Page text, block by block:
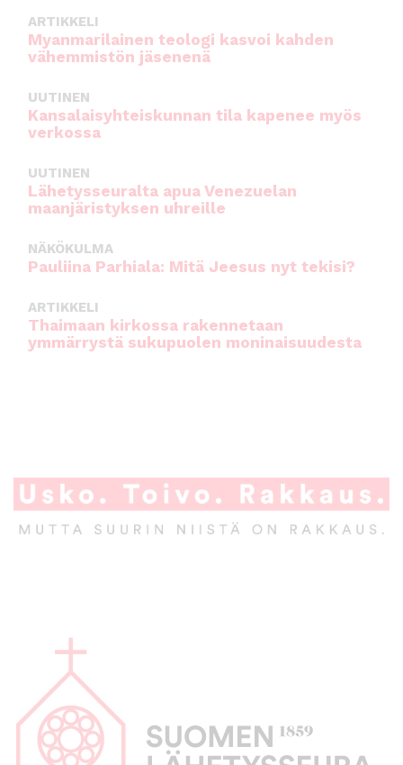
ARTIKKELI
Myanmarilainen teologi kasvoi kahden
vähemmistön jäsenenä
UUTINEN
Kansalaisyhteiskunnan tila kapenee myös
verkossa
UUTINEN
Lähetysseuralta apua Venezuelan
maanjäristyksen uhreille
NÄKÖKULMA
Pauliina Parhiala: Mitä Jeesus nyt tekisi?
ARTIKKELI
Thaimaan kirkossa rakennetaan
ymmärrystä sukupuolen moninaisuudesta
p